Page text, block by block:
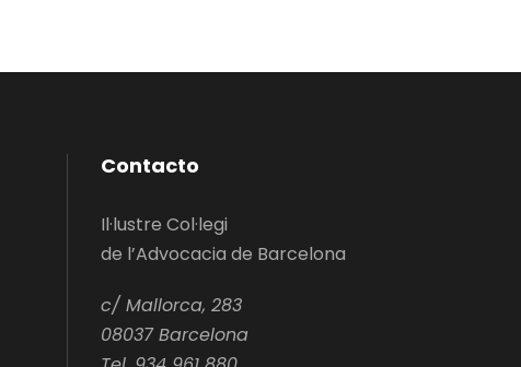
Contacto
Il·lustre Col·legi
de l’Advocacia de Barcelona
c/ Mallorca, 283
08037 Barcelona